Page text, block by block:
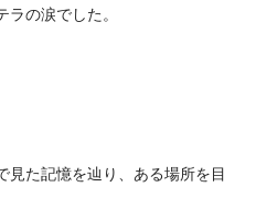
の涙でした。
見た記憶を辿り、ある場所を目